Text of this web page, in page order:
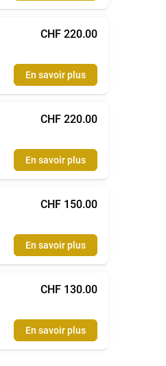
CHF 220.00
En savoir plus
CHF 220.00
En savoir plus
CHF 150.00
En savoir plus
CHF 130.00
En savoir plus